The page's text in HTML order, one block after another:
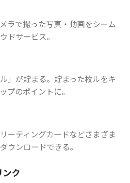
ラで撮った写真・動画をシーム
ドサービス。
」が貯まる。貯まった枚ルをキ
プのポイントに。
ーティングカードなどざまざま
ウンロードできる。
ク